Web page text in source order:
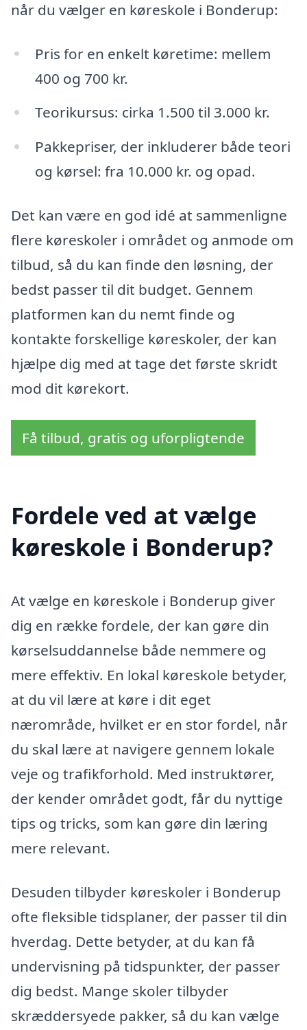
når du vælger en køreskole i Bonderup:
Pris for en enkelt køretime: mellem
400 og 700 kr.
Teorikursus: cirka 1.500 til 3.000 kr.
Pakkepriser, der inkluderer både teori
og kørsel: fra 10.000 kr. og opad.
Det kan være en god idé at sammenligne
flere køreskoler i området og anmode om
tilbud, så du kan finde den løsning, der
bedst passer til dit budget. Gennem
platformen kan du nemt finde og
kontakte forskellige køreskoler, der kan
hjælpe dig med at tage det første skridt
mod dit kørekort.
Få tilbud, gratis og uforpligtende
Fordele ved at vælge
køreskole i Bonderup?
At vælge en køreskole i Bonderup giver
dig en række fordele, der kan gøre din
kørselsuddannelse både nemmere og
mere effektiv. En lokal køreskole betyder,
at du vil lære at køre i dit eget
nærområde, hvilket er en stor fordel, når
du skal lære at navigere gennem lokale
veje og trafikforhold. Med instruktører,
der kender området godt, får du nyttige
tips og tricks, som kan gøre din læring
mere relevant.
Desuden tilbyder køreskoler i Bonderup
ofte fleksible tidsplaner, der passer til din
hverdag. Dette betyder, at du kan få
undervisning på tidspunkter, der passer
dig bedst. Mange skoler tilbyder
skræddersyede pakker, så du kan vælge